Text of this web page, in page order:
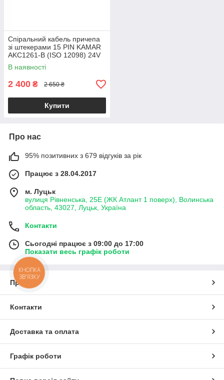
Спіральний кабель причепа
зі штекерами 15 PIN KAMAR
AKC1261-B (ISO 12098) 24V
5 м
В наявності
2 400 ₴ 2 650 ₴
Купити
Про нас
95% позитивних з 679 відгуків за рік
Працює з 28.04.2017
м. Луцьк
вулиця Рівненська, 25Е (ЖК Атлант 1 поверх), Волинська
область, 43027, Луцьк, Україна
Контакти
Сьогодні працює з 09:00 до 17:00
Показати весь графік роботи
Про нас
Контакти
Доставка та оплата
Графік роботи
КНОПКА
ЗВ'ЯЗКУ